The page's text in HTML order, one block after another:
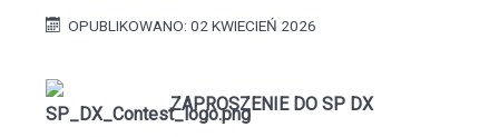
OPUBLIKOWANO: 02 KWIECIEŃ 2026
ZAPROSZENIE DO SP DX